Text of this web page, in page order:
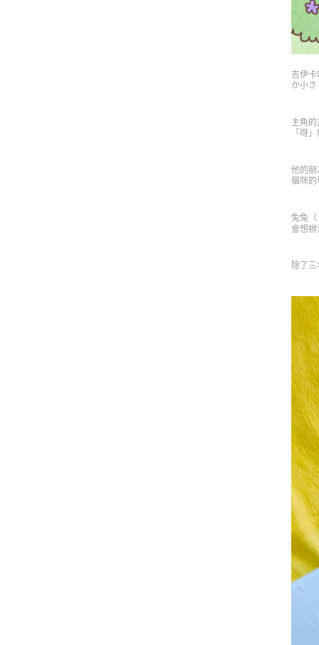
吉伊
か小
主角
「呀
他的朋
貓咪的
兔兔（
會想辦
除了